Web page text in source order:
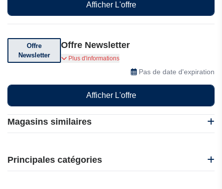
Magasins similaires
i-Run
Idakoos
Principales catégories
Afficher L'offre
Offre
Newsletter
Offre Newsletter
Inscrivez-vous pour recevoir nos e-mails afin de
ne jamais manquer les bonnes affaires.
Plus d'informations
Pas de date d'expiration
Afficher L'offre